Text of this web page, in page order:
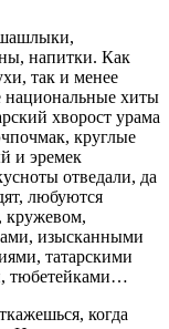
напитки. Как
так и менее
национальные хиты
хворост урама
круглые
и эремек
отведали, да
любуются
кружевом,
изысканными
татарскими
тюбетейками…
когда